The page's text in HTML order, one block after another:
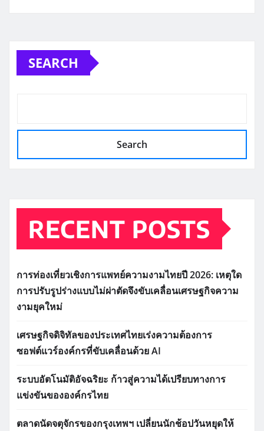
SEARCH
Search
RECENT POSTS
การท่องเที่ยวเชิงการแพทย์ความงามไทยปี 2026: เหตุใด
การปรับรูปร่างแบบไม่ผ่าตัดจึงขับเคลื่อนเศรษฐกิจความ
งามยุคใหม่
เศรษฐกิจดิจิทัลของประเทศไทยเร่งความต้องการ
ซอฟต์แวร์องค์กรที่ขับเคลื่อนด้วย AI
ระบบอัตโนมัติอัจฉริยะ ก้าวสู่ความได้เปรียบทางการ
แข่งขันขององค์กรไทย
ตลาดนัดจตุจักรของกรุงเทพฯ เปลี่ยนนักช้อปวันหยุดให้